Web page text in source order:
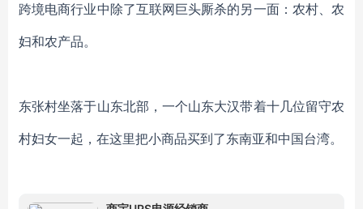
跨境电商行业中除了互联网巨头厮杀的另一面：农村、农
妇和农产品。
东张村坐落于山东北部，一个山东大汉带着十几位留守农
村妇女一起，在这里把小商品买到了东南亚和中国台湾。